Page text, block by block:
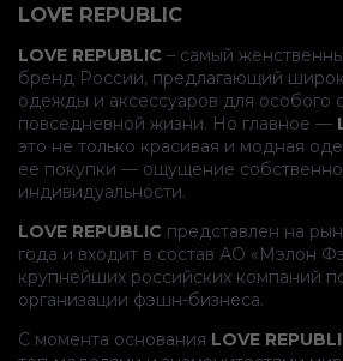
LOVE REPUBLIC
LOVE REPUBLIC – самый
бренд России, предлагающий
одежды и аксессуаров для особого
повседневной жизни. Но главное —
это не только красивая и модная
ее покупки — ощущение
индивидуальности.
LOVE REPUBLIC представлен на
года и входит в состав АО «Мэлон
крупнейших российских компаний
организации фэшн-бизнеса.
С момента основания LOVE